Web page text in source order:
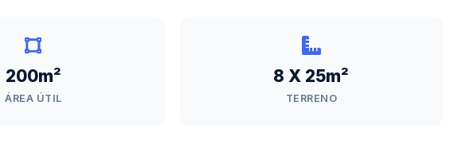
200m²
ÁREA ÚTIL
8 X 25m²
TERRENO